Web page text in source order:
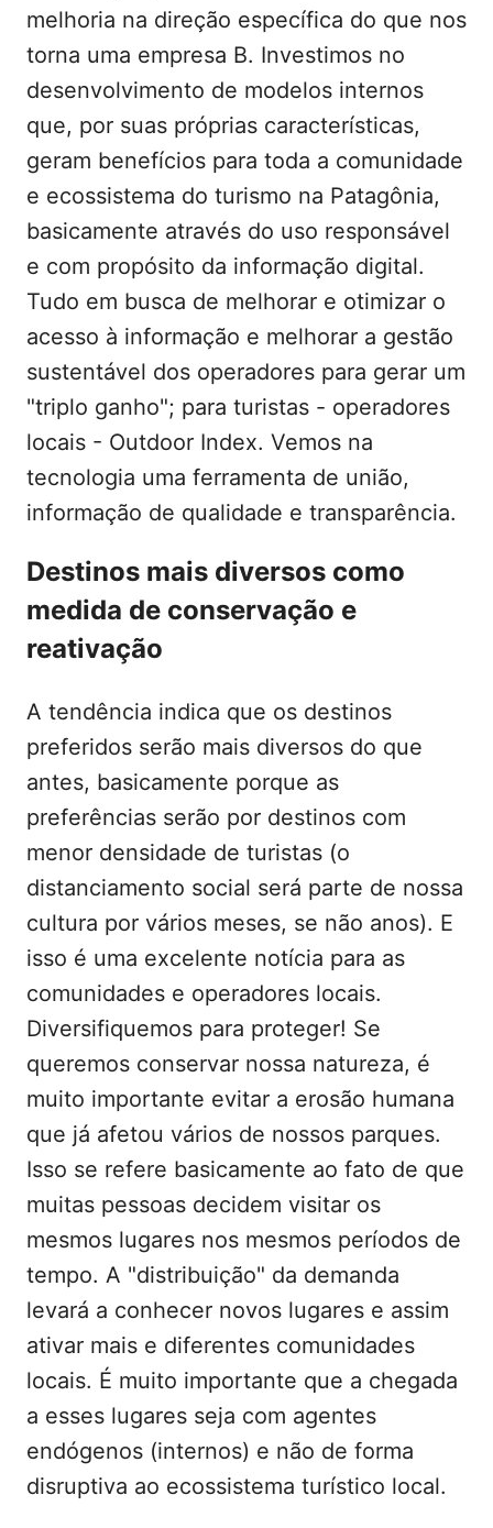
melhoria na direção específica do que nos
torna uma empresa B. Investimos no
desenvolvimento de modelos internos
que, por suas próprias características,
geram benefícios para toda a comunidade
e ecossistema do turismo na Patagônia,
basicamente através do uso responsável
e com propósito da informação digital.
Tudo em busca de melhorar e otimizar o
acesso à informação e melhorar a gestão
sustentável dos operadores para gerar um
"triplo ganho"; para turistas - operadores
locais - Outdoor Index. Vemos na
tecnologia uma ferramenta de união,
informação de qualidade e transparência.
Destinos mais diversos como
medida de conservação e
reativação
A tendência indica que os destinos
preferidos serão mais diversos do que
antes, basicamente porque as
preferências serão por destinos com
menor densidade de turistas (o
distanciamento social será parte de nossa
cultura por vários meses, se não anos). E
isso é uma excelente notícia para as
comunidades e operadores locais.
Diversifiquemos para proteger! Se
queremos conservar nossa natureza, é
muito importante evitar a erosão humana
que já afetou vários de nossos parques.
Isso se refere basicamente ao fato de que
muitas pessoas decidem visitar os
mesmos lugares nos mesmos períodos de
tempo. A "distribuição" da demanda
levará a conhecer novos lugares e assim
ativar mais e diferentes comunidades
locais. É muito importante que a chegada
a esses lugares seja com agentes
endógenos (internos) e não de forma
disruptiva ao ecossistema turístico local.